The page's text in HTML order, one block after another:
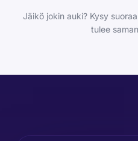
Jäikö jokin auki? Kysy
tulee